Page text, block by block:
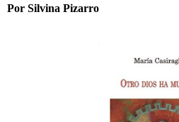
Por Silvina Pizarro